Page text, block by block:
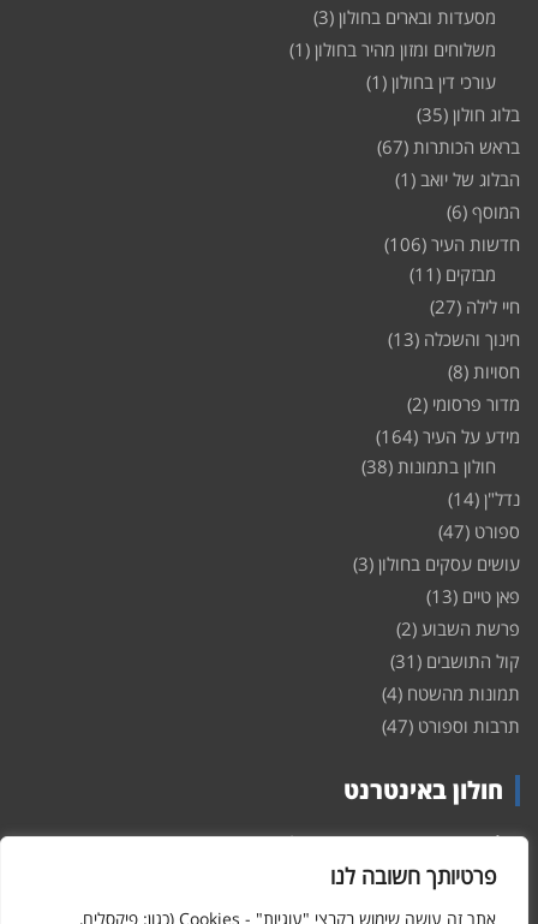
פרטיותך חשובה לנו
אתר זה עושה שימוש בקבצי "עוגיות" - Cookies (כגון: פיקסלים,
מסעדות ובארים בחולון (3)
משלוחים ומזון מהיר בחולון (1)
עורכי דין בחולון (1)
בלוג חולון (35)
בראש הכותרות (67)
הבלוג של יואב (1)
המוסף (6)
חדשות העיר (106)
מבזקים (11)
חיי לילה (27)
חינוך והשכלה (13)
חסויות (8)
מדור פרסומי (2)
מידע על העיר (164)
חולון בתמונות (38)
נדל"ן (14)
ספורט (47)
עושים עסקים בחולון (3)
פאן טיים (13)
פרשת השבוע (2)
קול התושבים (31)
תמונות מהשטח (4)
תרבות וספורט (47)
חולון באינטרנט
חולוןבאינטרנט – האתר שמביא לכם עדכונים ומידע מהשטח מהעיר
חולון. במה פתוחה לקול תושבי חולון באינטרנט, מידע על
ופרוייקטים חדשים בעיר, חיי לילה, וכן טורי דעה, עסקים בחולון, ודיונים על
הנעשה בעיר. אתם מוזמנים ומוזמנות להשתתף בדיון ולשלוח לנו כתבות